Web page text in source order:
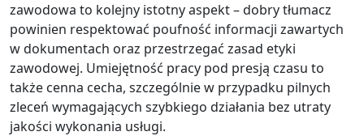
zawodowa to kolejny istotny aspekt – dobry tłumacz
powinien respektować poufność informacji zawartych
w dokumentach oraz przestrzegać zasad etyki
zawodowej. Umiejętność pracy pod presją czasu to
także cenna cecha, szczególnie w przypadku pilnych
zleceń wymagających szybkiego działania bez utraty
jakości wykonania usługi.